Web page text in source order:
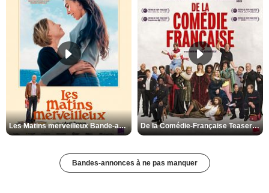
Les Matins merveilleux Bande-annonce VF De la Comédie-Française Teaser VF
Bandes-annonces à ne pas manquer